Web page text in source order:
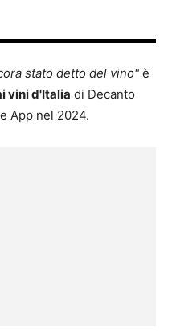
stato detto del vino" è
vini d'Italia di Decanto
App nel 2024.